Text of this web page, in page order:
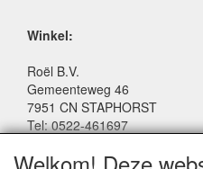
Winkel:
Roël B.V.
Gemeenteweg 46
7951 CN STAPHORST
Tel: 0522-461697
Facebook: